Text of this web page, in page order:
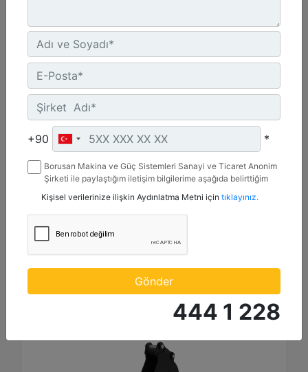
1.200 mm (47 inç)
Genişlik :
47.2 inç - 1200 mm
Kapasite :
9.2 ft³ - 259.89 l
Ağırlık :
410.5 lb - 186.19 kg
Teklif Al
+90 *
Borusan Makina ve Güç Sistemleri Sanayi ve Ticaret Anonim
Şirketi ile paylaştığım iletişim bilgilerime aşağıda belirttiğim
mesaj gönderilmesine izin veriyorum.
Kişisel verilerinize ilişkin Aydınlatma Metni için tıklayınız.
Gönder
444 1 228